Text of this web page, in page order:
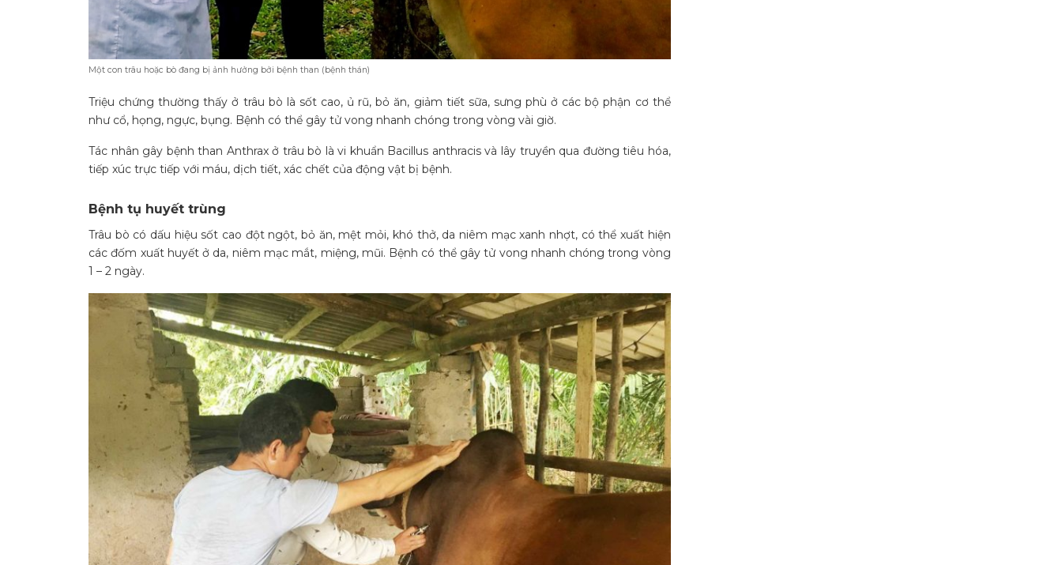
Một con trâu hoặc bò đang bị ảnh hưởng bởi bệnh than (bệnh thán)
Triệu chứng thường thấy ở trâu bò là sốt cao, ủ rũ, bỏ ăn, giảm tiết sữa, sưng phù ở các bộ phận cơ thể
như cổ, họng, ngực, bụng. Bệnh có thể gây tử vong nhanh chóng trong vòng vài giờ.
Tác nhân gây bệnh than Anthrax ở trâu bò là vi khuẩn Bacillus anthracis và lây truyền qua đường tiêu hóa,
tiếp xúc trực tiếp với máu, dịch tiết, xác chết của động vật bị bệnh.
Bệnh tụ huyết trùng
Trâu bò có dấu hiệu sốt cao đột ngột, bỏ ăn, mệt mỏi, khó thở, da niêm mạc xanh nhợt, có thể xuất hiện
các đốm xuất huyết ở da, niêm mạc mắt, miệng, mũi. Bệnh có thể gây tử vong nhanh chóng trong vòng
1 – 2 ngày.